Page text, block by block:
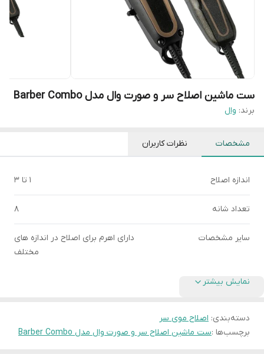
ست ماشین اصلاح سر و صورت وال مدل Barber Combo
برند: وال
مشخصات نظرات کاربران
اندازه اصلاح 1 تا 3
تعداد شانه 8
سایر مشخصات
دارای اهرم برای اصلاح در اندازه های
مختلف
نمایش بیشتر
دسته‌بندی: اصلاح موی سر
برچسب‌ها :ست ماشین اصلاح سر و صورت وال مدل Barber Combo